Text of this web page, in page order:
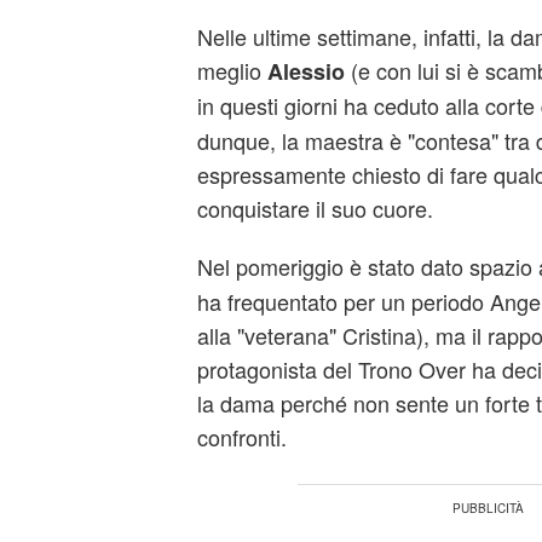
Nelle ultime settimane, infatti, la
meglio Alessio(e con lui si è
in questi giorni ha ceduto alla
dunque, la maestra è "contesa" tra
espressamente chiesto di fare
conquistare il suo cuore.
Nel pomeriggio è stato dato
ha frequentato per un periodo
alla "veterana" Cristina), ma il
protagonista del Trono Over ha
la dama perché non sente un forte
confronti.